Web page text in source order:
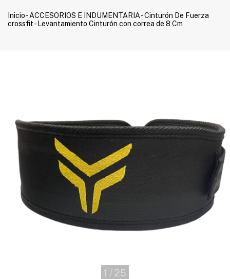
Inicio- ACCESORIOS E INDUMENTARIA-Cinturón De Fuerza
crossfit - Levantamiento Cinturón con correa de 8 Cm
1 / 25